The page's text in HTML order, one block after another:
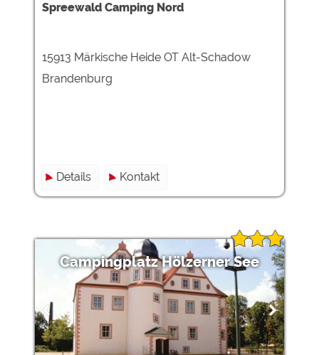
Spreewald Camping Nord
15913 Märkische Heide OT Alt-Schadow
Brandenburg
Details Kontakt
Campingplatz Hölzerner See